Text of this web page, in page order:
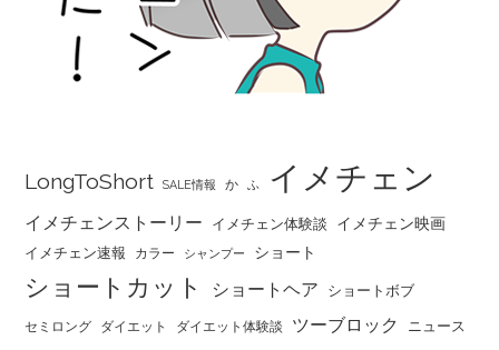
LongToShort SALE情報 か ふ イメチェン
イメチェンストーリー イメチェン体験談 イメチェン映画
イメチェン速報 カラー シャンプー ショート
ショートカット ショートヘア ショートボブ
セミロング ダイエット ダイエット体験談 ツーブロック ニュース